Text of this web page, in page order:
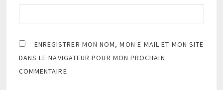
ENREGISTRER MON NOM, MON E-MAIL ET MON SITE
DANS LE NAVIGATEUR POUR MON PROCHAIN
COMMENTAIRE.